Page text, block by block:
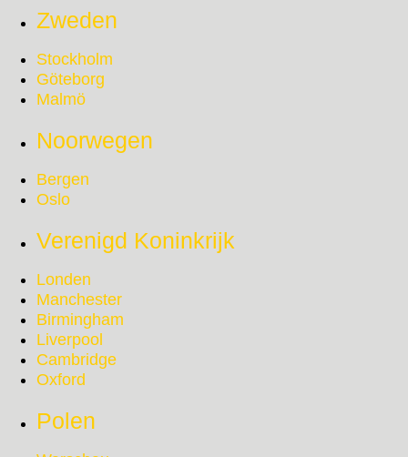
Zweden
Stockholm
Göteborg
Malmö
Noorwegen
Bergen
Oslo
Verenigd Koninkrijk
Londen
Manchester
Birmingham
Liverpool
Cambridge
Oxford
Polen